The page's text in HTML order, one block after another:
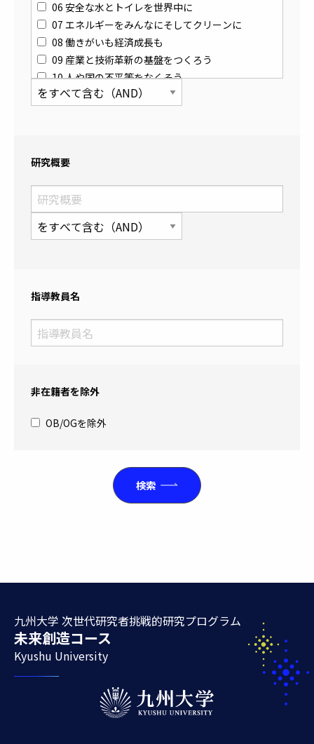
医学系学府 医科学専攻
医学系学府 保健学専攻
歯学府 歯学専攻
薬学府 創薬科学専攻
薬学府 臨床薬学専攻
工学府 材料工学専攻
工学府 機械工学専攻
工学府 航空宇宙工学専攻
工学府 量子物理工学専攻
工学府 船舶海洋工学専攻
工学府 地球資源システム工学専攻
工学府 化学システム工学専攻
工学府 建設システム工学専攻
工学府 材料物性工学専攻
工学府 物質プロセス工学専攻
芸術工学府 芸術工学専攻
システム情報科学府 電気電子工学専攻
システム情報科学府 情報学専攻
システム情報科学府 情報知能工学専攻
生物資源環境科学府 資源生物科学専攻
生物資源環境科学府 環境農学専攻
生物資源環境科学府 農業資源経済学専攻
生物資源環境科学府 生命機能科学専攻
統合新領域学府 オートモーティブサイエンス専攻
統合新領域学府 ライブラリーサイエンス専攻
06 安全な水とトイレを世界中に
07 エネルギーをみんなにそしてクリーンに
08 働きがいも経済成長も
09 産業と技術革新の基盤をつくろう
10 人や国の不平等をなくそう
11 住み続けられるまちづくりを
15 陸の豊かさも守ろう
16 平和と公正をすべての人に
17 パートナーシップで目標を達成しよう
研究概要
指導教員名
非在籍者を除外
OB/OGを除外
検索
九州大学 次世代研究者挑戦的研究プログラム
未来創造コース
Kyushu University